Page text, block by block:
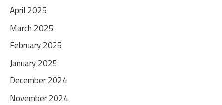
April 2025
March 2025
February 2025
January 2025
December 2024
November 2024